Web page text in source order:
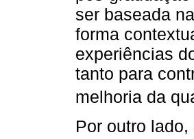
ser baseada
forma
experiências
tanto para
melhoria da
Por outro